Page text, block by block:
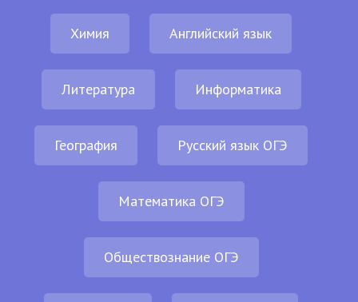
Химия Английский язык
Литература Информатика
География Русский язык ОГЭ
Математика ОГЭ
Обществознание ОГЭ